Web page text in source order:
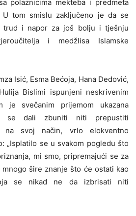
polaznicima mekteba i predmeta
U tom smislu zaključeno je da se
trud i napor za još bolju i tješnju
i medžlisa Islamske
Isić, Esma Bećoja, Hana Dedović,
Bislimi ispunjeni neskrivenim
je svečanim prijemom ukazana
se dali zbuniti niti prepustiti
na svoj način, vrlo elokventno
„Isplatilo se u svakom pogledu što
mi smo, pripremajući se za
šire znanje što će ostati kao
se nikad ne da izbrisati niti